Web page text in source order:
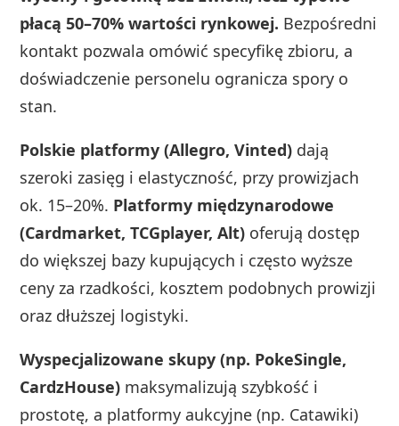
płacą 50–70% wartości rynkowej. Bezpośredni
kontakt pozwala omówić specyfikę zbioru, a
doświadczenie personelu ogranicza spory o
stan.
Polskie platformy (Allegro, Vinted) dają
szeroki zasięg i elastyczność, przy prowizjach
ok. 15–20%. Platformy międzynarodowe
(Cardmarket, TCGplayer, Alt) oferują dostęp
do większej bazy kupujących i często wyższe
ceny za rzadkości, kosztem podobnych prowizji
oraz dłuższej logistyki.
Wyspecjalizowane skupy (np. PokeSingle,
CardzHouse) maksymalizują szybkość i
prostotę, a platformy aukcyjne (np. Catawiki)